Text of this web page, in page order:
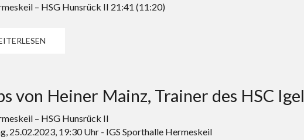
– HSG Hunsrück II 21:41 (11:20)
von Heiner Mainz, Trainer des HSC Igel
– HSG Hunsrück II
25.02.2023, 19:30 Uhr - IGS Sporthalle Hermeskeil